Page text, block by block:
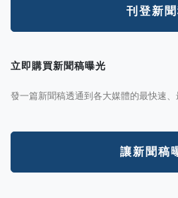
刊登新
立即購買新聞稿曝光
發一篇新聞稿透通到各大媒體的最快速、
讓新聞稿